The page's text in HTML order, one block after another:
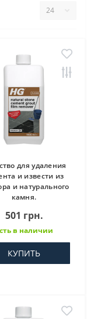
для удаления
и извести из
и натурального
камня.
501 грн.
в наличии
КУПИТЬ